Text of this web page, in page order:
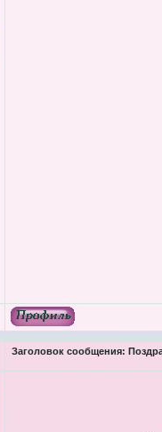
Заголовок сообщения: